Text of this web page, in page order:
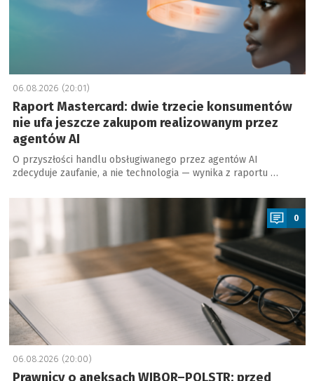
06.08.2026 (20:01)
Raport Mastercard: dwie trzecie konsumentów
nie ufa jeszcze zakupom realizowanym przez
agentów AI
O przyszłości handlu obsługiwanego przez agentów AI
zdecyduje zaufanie, a nie technologia — wynika z raportu …
a
0
06.08.2026 (20:00)
Prawnicy o aneksach WIBOR–POLSTR: przed